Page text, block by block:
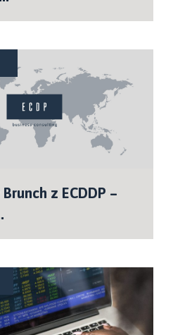
z ECDDP –